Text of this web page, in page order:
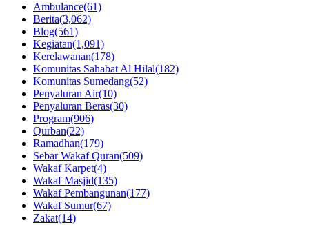
Ambulance(61)
Berita(3,062)
Blog(561)
Kegiatan(1,091)
Kerelawanan(178)
Komunitas Sahabat Al Hilal(182)
Komunitas Sumedang(52)
Penyaluran Air(10)
Penyaluran Beras(30)
Program(906)
Qurban(22)
Ramadhan(179)
Sebar Wakaf Quran(509)
Wakaf Karpet(4)
Wakaf Masjid(135)
Wakaf Pembangunan(177)
Wakaf Sumur(67)
Zakat(14)